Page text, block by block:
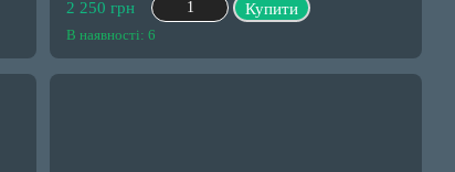
2 250 грн Купити
В наявності: 6